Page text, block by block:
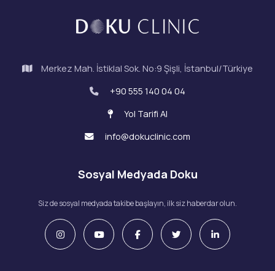
Merkez Mah. İstiklal Sok. No:9 Şişli, İstanbul/Türkiye
+90 555 140 04 04
Yol Tarifi Al
info@dokuclinic.com
Sosyal Medyada Doku
Siz de sosyal medyada takibe başlayın, ilk siz haberdar olun.